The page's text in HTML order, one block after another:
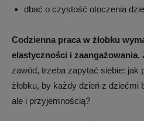
dbać o czystość otoczenia
Codzienna praca w żłobku
elastyczności i zaangażowania.
zawód, trzeba zapytać siebie: jak
żłobku, by każdy dzień z dziećmi
ale i przyjemnością?